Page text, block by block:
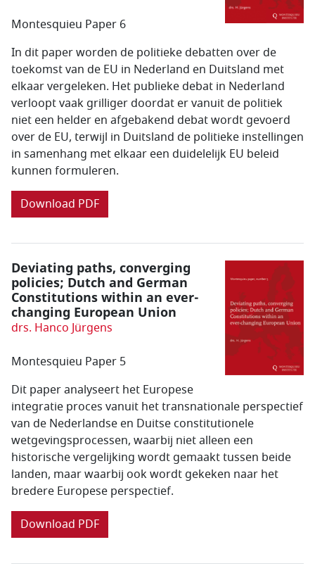
Montesquieu Paper 6
In dit paper worden de politieke debatten over de
toekomst van de EU in Nederland en Duitsland met
elkaar vergeleken. Het publieke debat in Nederland
verloopt vaak grilliger doordat er vanuit de politiek
niet een helder en afgebakend debat wordt gevoerd
over de EU, terwijl in Duitsland de politieke instellingen
in samenhang met elkaar een duidelelijk EU beleid
kunnen formuleren.
Download PDF
Deviating paths, converging
policies; Dutch and German
Constitutions within an ever-
changing European Union
drs. Hanco Jürgens
Montesquieu Paper 5
Dit paper analyseert het Europese
integratie proces vanuit het transnationale perspectief
van de Nederlandse en Duitse constitutionele
wetgevingsprocessen, waarbij niet alleen een
historische vergelijking wordt gemaakt tussen beide
landen, maar waarbij ook wordt gekeken naar het
bredere Europese perspectief.
Download PDF